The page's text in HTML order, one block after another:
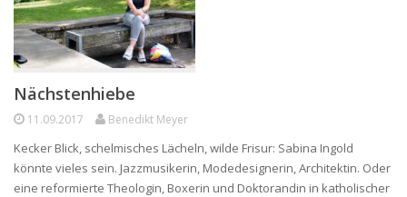
Nächstenhiebe
11.09.2017 Benedikt Meyer
Kecker Blick, schelmisches Lächeln, wilde Frisur: Sabina Ingold
könnte vieles sein. Jazzmusikerin, Modedesignerin, Architektin. Oder
eine reformierte Theologin, Boxerin und Doktorandin in katholischer